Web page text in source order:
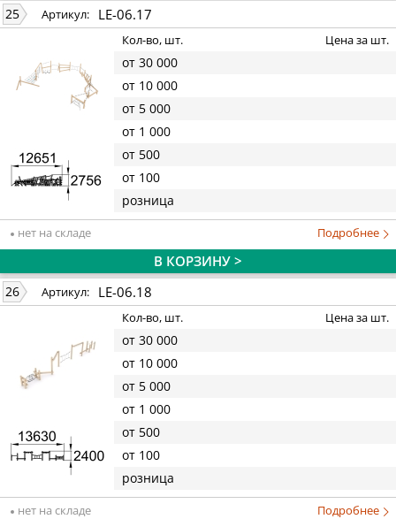
25 Артикул: LE-06.17
Кол-во, шт. Цена за шт.
от 30 000
от 10 000
от 5 000
от 1 000
от 500
от 100
розница
нет на складе Подробнее
В КОРЗИНУ >
26 Артикул: LE-06.18
Кол-во, шт. Цена за шт.
от 30 000
от 10 000
от 5 000
от 1 000
от 500
от 100
розница
нет на складе Подробнее